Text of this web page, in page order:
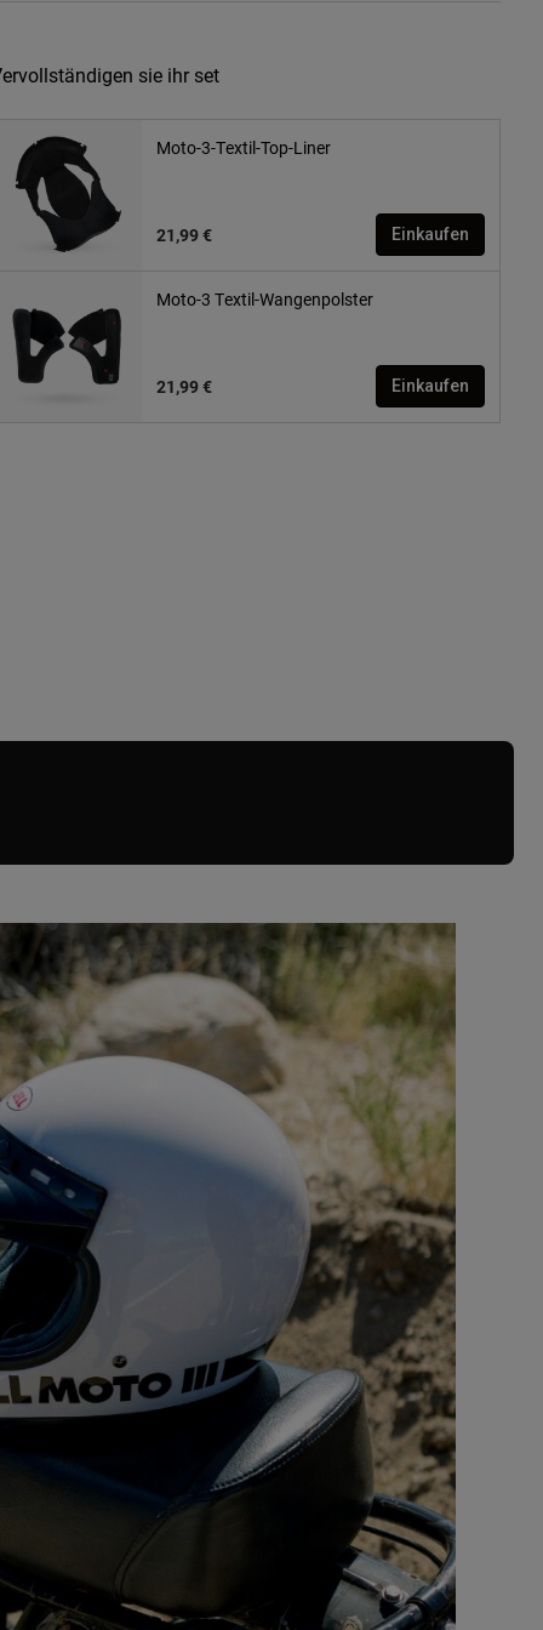
sie ihr set
Moto-3-Textil-Top-Liner
21,99 € Einkaufen
Moto-3 Textil-Wangenpolster
21,99 € Einkaufen